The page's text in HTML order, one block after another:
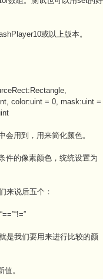
或以上版本。
color:uint = 0, mask:uint =
用到，用来简化颜色。
件的像素颜色，统统设置为
来说后五个：
是我们要用来进行比较的颜
。